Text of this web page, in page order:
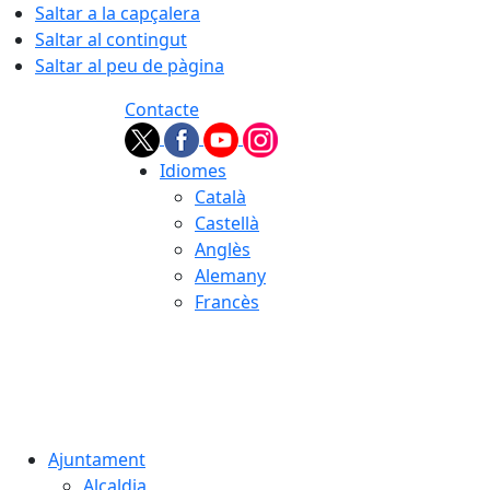
Saltar a la capçalera
Saltar al contingut
Saltar al peu de pàgina
Contacte
Idiomes
Català
Castellà
Anglès
Alemany
Francès
Ajuntament